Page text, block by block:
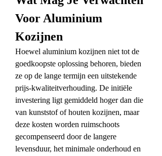
Voor Aluminium
Kozijnen
Hoewel aluminium kozijnen niet tot de
goedkoopste oplossing behoren, bieden
ze op de lange termijn een uitstekende
prijs-kwaliteitverhouding. De initiële
investering ligt gemiddeld hoger dan die
van kunststof of houten kozijnen, maar
deze kosten worden ruimschoots
gecompenseerd door de langere
levensduur, het minimale onderhoud en